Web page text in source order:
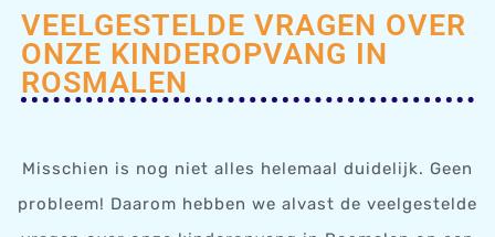
VEELGESTELDE VRAGEN OVER
ONZE KINDEROPVANG IN
ROSMALEN
Misschien is nog niet alles helemaal duidelijk. Geen
probleem! Daarom hebben we alvast de veelgestelde